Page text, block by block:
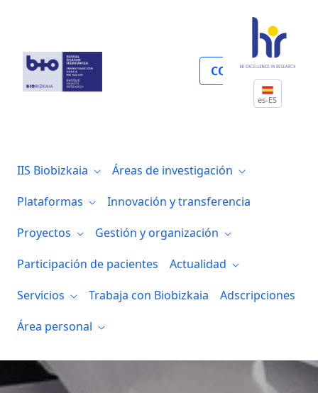
COLABORA
es-ES
IIS Biobizkaia
Áreas de investigación
Plataformas
Innovación y transferencia
Proyectos
Gestión y organización
Participación de pacientes
Actualidad
Servicios
Trabaja con Biobizkaia
Adscripciones
Área personal